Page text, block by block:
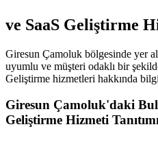
ve SaaS Geliştirme
Giresun Çamoluk bölgesinde yer
uyumlu ve müşteri odaklı bir
Geliştirme hizmetleri hakkında
Giresun Çamoluk'daki
Geliştirme Hizmeti